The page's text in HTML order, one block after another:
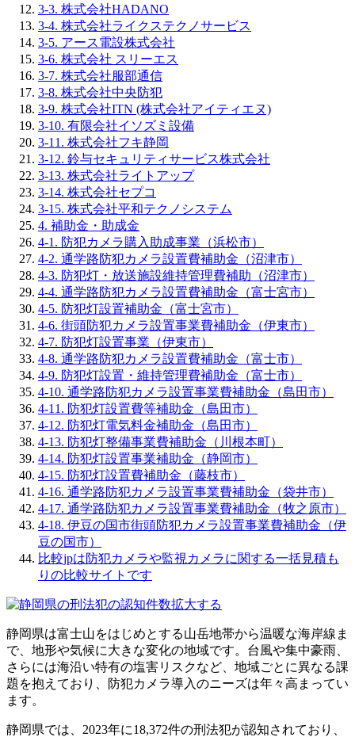
3-3. 株式会社HADANO
3-4. 株式会社ライクステクノサービス
3-5. アース電設株式会社
3-6. 株式会社 スリーエス
3-7. 株式会社服部通信
3-8. 株式会社中央防犯
3-9. 株式会社ITN (株式会社アイティエヌ)
3-10. 有限会社イソズミ設備
3-11. 株式会社フキ静岡
3-12. 鈴与セキュリティサービス株式会社
3-13. 株式会社ライトアップ
3-14. 株式会社セプコ
3-15. 株式会社平和テクノシステム
4. 補助金・助成金
4-1. 防犯カメラ購入助成事業（浜松市）
4-2. 通学路防犯カメラ設置費補助金（沼津市）
4-3. 防犯灯・放送施設維持管理費補助（沼津市）
4-4. 通学路防犯カメラ設置費補助金（富士宮市）
4-5. 防犯灯設置補助金（富士宮市）
4-6. 街頭防犯カメラ設置事業費補助金（伊東市）
4-7. 防犯灯設置事業（伊東市）
4-8. 通学路防犯カメラ設置費補助金（富士市）
4-9. 防犯灯設置・維持管理費補助金（富士市）
4-10. 通学路防犯カメラ設置事業費補助金（島田市）
4-11. 防犯灯設置費等補助金（島田市）
4-12. 防犯灯電気料金補助金（島田市）
4-13. 防犯灯整備事業費補助金（川根本町）
4-14. 防犯灯設置事業補助金（静岡市）
4-15. 防犯灯設置費補助金（藤枝市）
4-16. 通学路防犯カメラ設置事業費補助金（袋井市）
4-17. 通学路防犯カメラ設置事業費補助金（牧之原市）
4-18. 伊豆の国市街頭防犯カメラ設置事業費補助金（伊
豆の国市）
比較jpは防犯カメラや監視カメラに関する一括見積も
りの比較サイトです
拡大する
静岡県は富士山をはじめとする山岳地帯から温暖な海岸線ま
で、地形や気候に大きな変化の地域です。台風や集中豪雨、
さらには海沿い特有の塩害リスクなど、地域ごとに異なる課
題を抱えており、防犯カメラ導入のニーズは年々高まってい
ます。
静岡県では、2023年に18,372件の刑法犯が認知されており、